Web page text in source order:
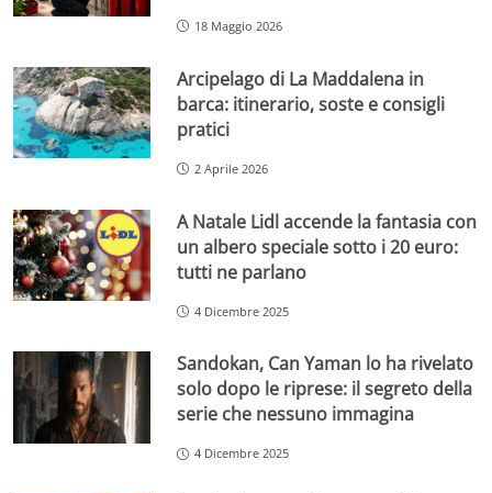
18 Maggio 2026
Arcipelago di La Maddalena in
barca: itinerario, soste e consigli
pratici
2 Aprile 2026
A Natale Lidl accende la fantasia con
un albero speciale sotto i 20 euro:
tutti ne parlano
4 Dicembre 2025
Sandokan, Can Yaman lo ha rivelato
solo dopo le riprese: il segreto della
serie che nessuno immagina
4 Dicembre 2025